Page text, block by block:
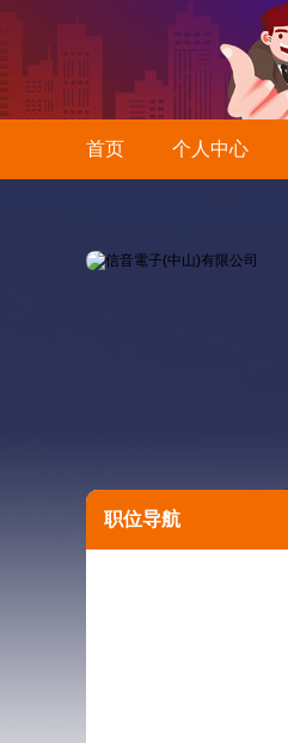
首页 个人中心
职位导航